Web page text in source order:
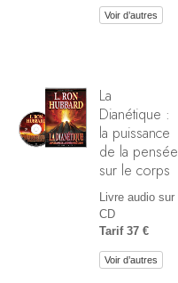
Voir d’autres
La
Dianétique :
la puissance
de la pensée
sur le corps
Livre audio sur
CD
Tarif 37 €
Voir d’autres